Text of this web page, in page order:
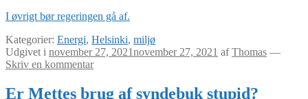
I øvrigt bør regeringen gå af.
Kategorier: Energi, Helsinki, miljø
Udgivet i november 27, 2021november 27, 2021 afThomas —
Skriv en kommentar
Er Mettes brug af syndebuk stupid?